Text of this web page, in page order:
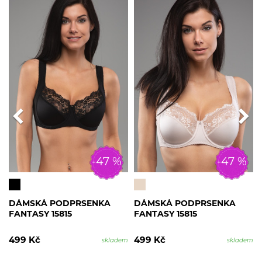
-47 %
DÁMSKÁ PODPRSENKA
FANTASY 15815
499 Kč skladem
-47 %
DÁMSKÁ PODPRSENKA
FANTASY 15815
499 Kč skladem